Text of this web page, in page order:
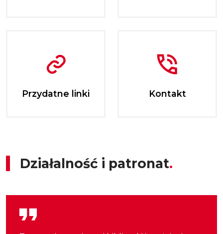
Przydatne linki Kontakt
Działalność i patronat